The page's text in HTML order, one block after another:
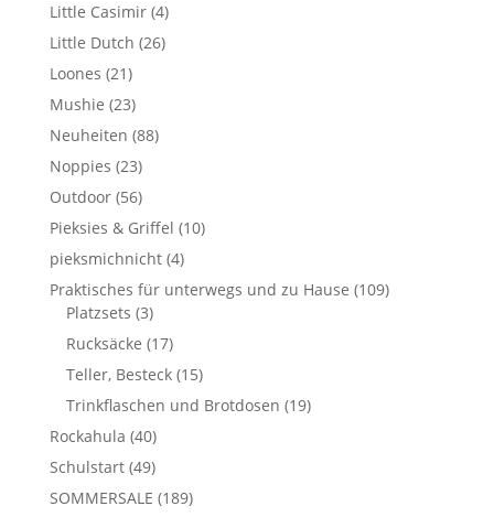
Little Casimir (4)
Little Dutch (26)
Loones (21)
Mushie (23)
Neuheiten (88)
Noppies (23)
Outdoor (56)
Pieksies & Griffel (10)
pieksmichnicht (4)
Praktisches für unterwegs und zu Hause (109)
Platzsets (3)
Rucksäcke (17)
Teller, Besteck (15)
Trinkflaschen und Brotdosen (19)
Rockahula (40)
Schulstart (49)
SOMMERSALE (189)